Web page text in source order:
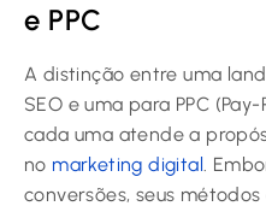
e PPC
A distinção entre uma
SEO e uma para PPC
cada uma atende a
no marketing digital .
conversões, seus